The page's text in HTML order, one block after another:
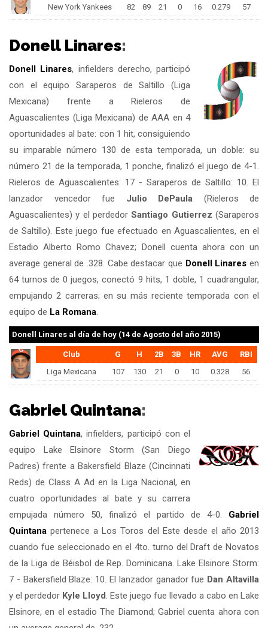
New York Yankees
82 89 21 0 16 0.279 57
Donell Linares:
Donell Linares, infielders derecho, participó
con el equipo Saraperos de Saltillo (Liga
Mexicana) frente a Rieleros de
Aguascalientes (Liga Mexicana) de AAA en 4
oportunidades al bate: con 1 hit, consiguiendo
su imparable número 130 de esta temporada, un doble: su
número 21 de la temporada, 1 ponche, finalizó el juego de 4-1.
Rieleros de Aguascalientes: 17 - Saraperos de Saltillo: 10. El
lanzador vencedor fue Julio DePaula (Rieleros de
Aguascalientes) y el perdedorSantiago Gutierrez (Saraperos
de Saltillo). Este juego fue efectuado en Aguascalientes, en el
Estadio Alberto Romo Chavez; Donell cuenta ahora con un
average general de .328. Cabe destacar que Donell Linares en
64 turnos de 0 juegos, conectó 9 hits, 1 doble, 1 cuadrangular,
empujando 2 carreras; en su más reciente temporada con el
equipo de La Romana.
Donell Linares al día de hoy (14 de Agosto del año 2015)
Club G H 2B 3B HR AVG
RBI
Liga Mexicana
107 130 21 0 10 0.328 56
Gabriel Quintana:
Gabriel Quintana, infielders, participó con el
equipo Lake Elsinore Storm (San Diego
Padres) frente a Bakersfield Blaze (Cincinnati
Reds) de Class A Ad en la Liga Nacional, en
cuatro oportunidades al bate y su carrera
empujada número 50, finalizó el partido de 4-0. Gabriel
Quintana pertenece a Los Toros del Este desde el año 2013
cuando fue seleccionado en el 4to. turno del Draft de Novatos
de la Liga de Béisbol de Rep. Dominicana. Lake Elsinore Storm:
7 - Bakersfield Blaze: 10. El lanzador ganador fue Dan Altavilla
y el perdedor Kyle Lloyd. Este juego fue llevado a cabo en Lake
Elsinore, en el estadio The Diamond; Gabriel cuenta ahora con